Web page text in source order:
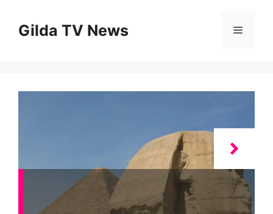
contenuto
Gilda TV News Menu